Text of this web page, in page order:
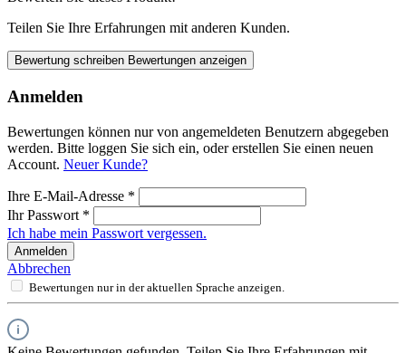
Teilen Sie Ihre Erfahrungen mit anderen Kunden.
Bewertung schreiben Bewertungen anzeigen
Anmelden
Bewertungen können nur von angemeldeten Benutzern abgegeben
werden. Bitte loggen Sie sich ein, oder erstellen Sie einen neuen
Account. Neuer Kunde?
Ihre E-Mail-Adresse *
Ihr Passwort *
Ich habe mein Passwort vergessen.
Anmelden
Abbrechen
Bewertungen nur in der aktuellen Sprache anzeigen.